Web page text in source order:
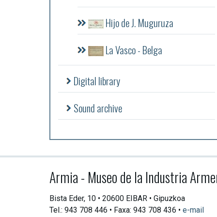
Hijo de J. Muguruza
La Vasco - Belga
Digital library
Sound archive
Armia - Museo de la Industria
Bista Eder, 10 • 20600 EIBAR • Gipuzkoa
Tel.: 943 708 446 • Faxa: 943 708 436 • e-mail